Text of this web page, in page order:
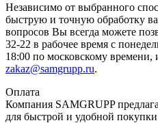
Независимо от выбранного
быструю и точную обработку
вопросов Вы всегда можете
32-22 в рабочее время с
18:00 по московскому времени,
zakaz@samgrupp.ru.
Оплата
Компания SAMGRUPP
для быстрой и удобной